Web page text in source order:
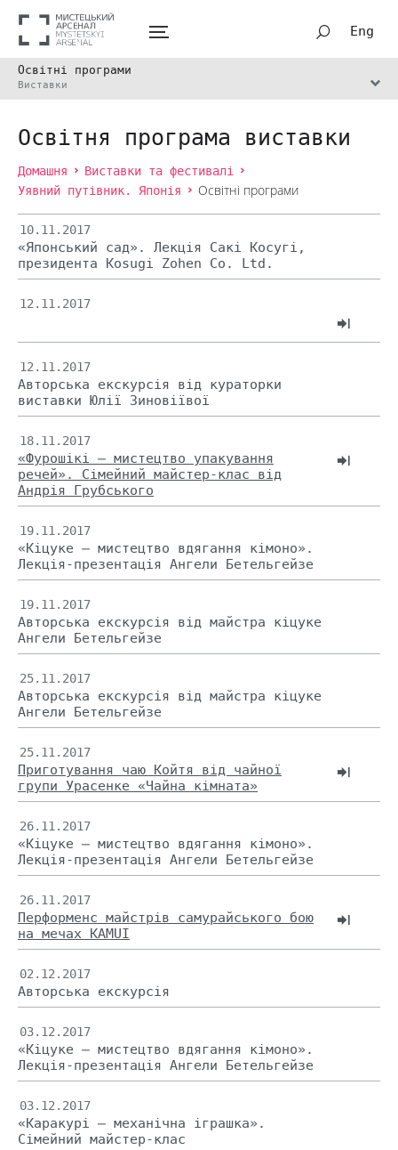
Eng
Освітні програми
Виставки
Освітня програма виставки
Домашня
Виставки та фестивалі
Уявний путівник. Японія
Освітні програми
10.11.2017
«Японський сад». Лекція Сакі Косугі,
президента Kosugi Zohen Co. Ltd.
12.11.2017
12.11.2017
Авторська екскурсія від кураторки
виставки Юлії Зиновіївої
18.11.2017
«Фурошікі – мистецтво упакування
речей». Сімейний майстер-клас від
Андрія Грубського
19.11.2017
«Кіцуке – мистецтво вдягання кімоно».
Лекція-презентація Ангели Бетельгейзе
19.11.2017
Авторська екскурсія від майстра кіцуке
Ангели Бетельгейзе
25.11.2017
Авторська екскурсія від майстра кіцуке
Ангели Бетельгейзе
25.11.2017
Приготування чаю Койтя від чайної
групи Урасенке «Чайна кiмната»
26.11.2017
«Кіцуке – мистецтво вдягання кімоно».
Лекція-презентація Ангели Бетельгейзе
26.11.2017
Перформенс майстрів самурайського бою
на мечах KAMUI
02.12.2017
Авторська екскурсія
03.12.2017
«Кіцуке – мистецтво вдягання кімоно».
Лекція-презентація Ангели Бетельгейзе
03.12.2017
«Каракурі – механічна іграшка».
Сімейний майстер-клас